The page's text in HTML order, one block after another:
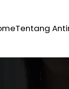
Tentang